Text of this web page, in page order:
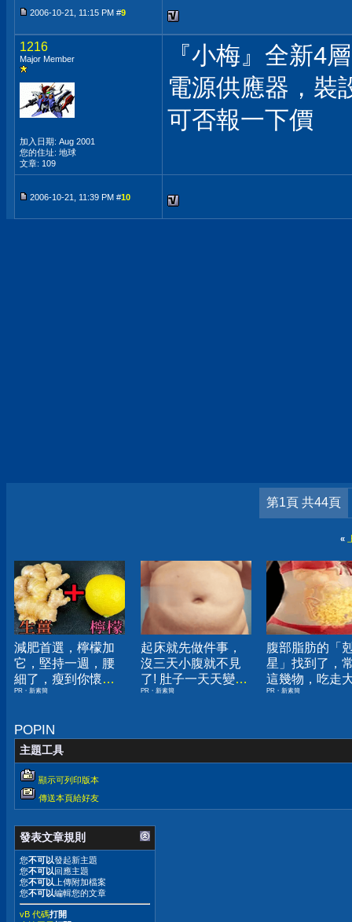
2006-10-21, 11:15 PM #9
1216
Major Member
加入日期: Aug 2001
您的住址: 地球
文章: 109
『小梅』全新4
電源供應器，裝
可否報一下價
2006-10-21, 11:39 PM #10
第1頁 共44頁
«
減肥首選，檸檬加
它，堅持一週，腰
細了，瘦到你懷疑
人生
PR・新素簡
起床就先做件事，
沒三天小腹就不見
了! 肚子一天天變
小！
PR・新素簡
腹部脂肪的「
星」找到了，
這幾物，吃走
囊，瘦出小蠻
PR・新素簡
POPIN
主題工具
顯示可列印版本
傳送本頁給好友
發表文章規則
您不可以發起新主題
您不可以回應主題
您不可以 上傳附加檔案
您不可以編輯您的文章
vB 代碼打開